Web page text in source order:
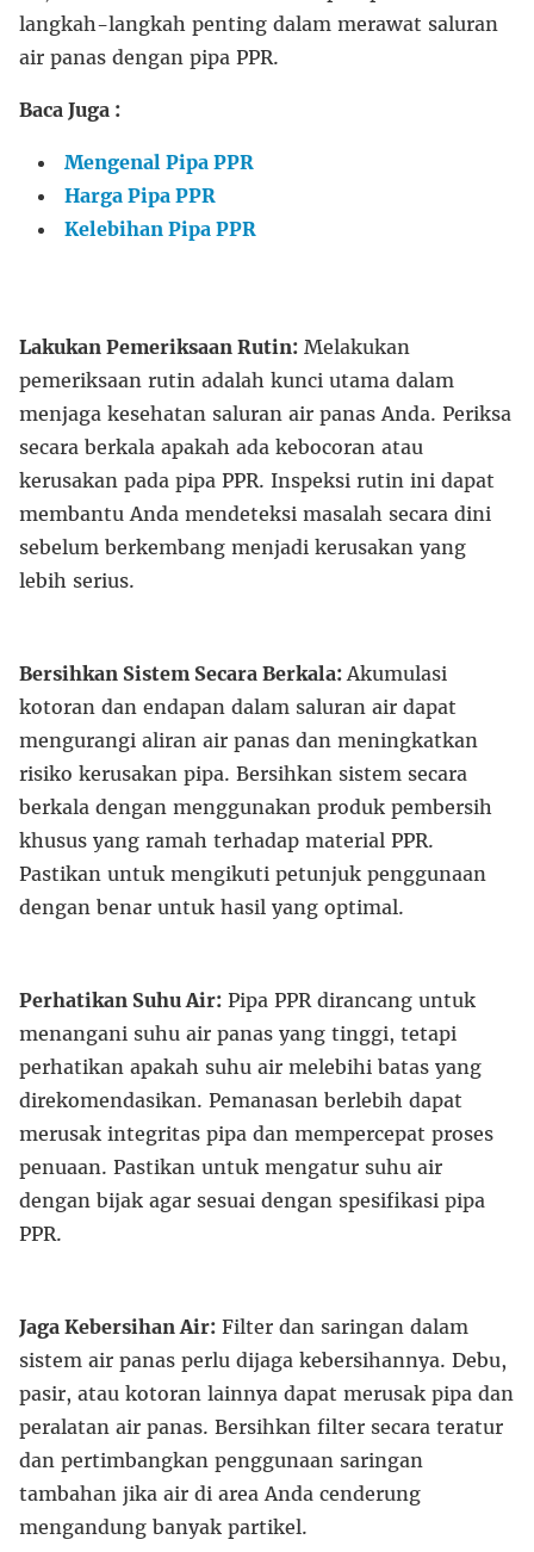
langkah-langkah penting dalam merawat saluran
air panas dengan pipa PPR.
Baca Juga :
Mengenal Pipa PPR
Harga Pipa PPR
Kelebihan Pipa PPR
Lakukan Pemeriksaan Rutin: Melakukan
pemeriksaan rutin adalah kunci utama dalam
menjaga kesehatan saluran air panas Anda. Periksa
secara berkala apakah ada kebocoran atau
kerusakan pada pipa PPR. Inspeksi rutin ini dapat
membantu Anda mendeteksi masalah secara dini
sebelum berkembang menjadi kerusakan yang
lebih serius.
Bersihkan Sistem Secara Berkala:Akumulasi
kotoran dan endapan dalam saluran air dapat
mengurangi aliran air panas dan meningkatkan
risiko kerusakan pipa. Bersihkan sistem secara
berkala dengan menggunakan produk pembersih
khusus yang ramah terhadap material PPR.
Pastikan untuk mengikuti petunjuk penggunaan
dengan benar untuk hasil yang optimal.
Perhatikan Suhu Air: Pipa PPR dirancang untuk
menangani suhu air panas yang tinggi, tetapi
perhatikan apakah suhu air melebihi batas yang
direkomendasikan. Pemanasan berlebih dapat
merusak integritas pipa dan mempercepat proses
penuaan. Pastikan untuk mengatur suhu air
dengan bijak agar sesuai dengan spesifikasi pipa
PPR.
Jaga Kebersihan Air: Filter dan saringan dalam
sistem air panas perlu dijaga kebersihannya. Debu,
pasir, atau kotoran lainnya dapat merusak pipa dan
peralatan air panas. Bersihkan filter secara teratur
dan pertimbangkan penggunaan saringan
tambahan jika air di area Anda cenderung
mengandung banyak partikel.